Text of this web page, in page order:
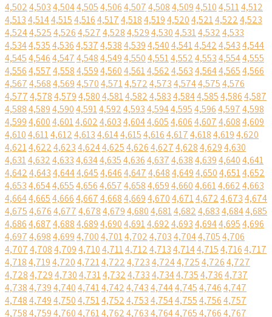
4,5024,5034,5044,5054,5064,5074,5084,5094,5104,5114,512
4,5134,5144,5154,5164,5174,5184,5194,5204,5214,5224,523
4,5244,5254,5264,5274,5284,5294,5304,5314,5324,533
4,5344,5354,5364,5374,5384,5394,5404,5414,5424,5434,544
4,5454,5464,5474,5484,5494,5504,5514,5524,5534,5544,555
4,5564,5574,5584,5594,5604,5614,5624,5634,5644,5654,566
4,5674,5684,5694,5704,5714,5724,5734,5744,5754,576
4,5774,5784,5794,5804,5814,5824,5834,5844,5854,5864,587
4,5884,5894,5904,5914,5924,5934,5944,5954,5964,5974,598
4,5994,6004,6014,6024,6034,6044,6054,6064,6074,6084,609
4,6104,6114,6124,6134,6144,6154,6164,6174,6184,6194,620
4,6214,6224,6234,6244,6254,6264,6274,6284,6294,630
4,6314,6324,6334,6344,6354,6364,6374,6384,6394,6404,641
4,6424,6434,6444,6454,6464,6474,6484,6494,6504,6514,652
4,6534,6544,6554,6564,6574,6584,6594,6604,6614,6624,663
4,6644,6654,6664,6674,6684,6694,6704,6714,6724,6734,674
4,6754,6764,6774,6784,6794,6804,6814,6824,6834,6844,685
4,6864,6874,6884,6894,6904,6914,6924,6934,6944,6954,696
4,6974,6984,6994,7004,7014,7024,7034,7044,7054,706
4,7074,7084,7094,7104,7114,7124,7134,7144,7154,7164,717
4,7184,7194,7204,7214,7224,7234,7244,7254,7264,727
4,7284,7294,7304,7314,7324,7334,7344,7354,7364,737
4,7384,7394,7404,7414,7424,7434,7444,7454,7464,747
4,7484,7494,7504,7514,7524,7534,7544,7554,7564,757
4,7584,7594,7604,7614,7624,7634,7644,7654,7664,767